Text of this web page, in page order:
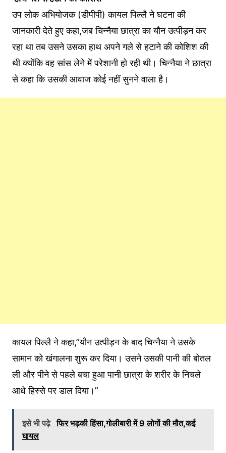
उप लोक अभियोजक (डीपीपी) कायल पिल्लै ने घटना की
जानकारी देते हुए कहा,जब चिन्नैया छात्रा का यौन उत्पीड़न कर
रहा था तब उसने उसका हाथ अपने गले से हटाने की कोशिश की
थी क्योंकि वह सांस लेने में परेशानी हो रही थी। चिन्नैया ने छात्रा
से कहा कि उसकी आवाज कोई नहीं सुनने वाला है।
कायल पिल्लै ने कहा,”यौन उत्पीड़न के बाद चिन्नैया ने उसके
सामान को खंगालना शुरू कर दिया। उसने उसकी पानी की बोतल
ली और पीने से पहले बचा हुआ पानी छात्रा के शरीर के निचले
आधे हिस्से पर डाल दिया।”
इसे भी पढ़े फिर भड़की हिंसा,गोलीबारी में 9 लोगों की मौत,कई
घायल